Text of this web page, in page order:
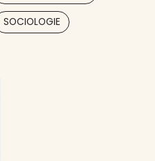
SOCIOLOGIE